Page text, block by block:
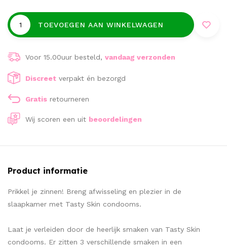
TOEVOEGEN AAN WINKELWAGEN
Voor 15.00uur besteld, vandaag verzonden
Discreet verpakt én bezorgd
Gratis retourneren
Wij scoren een uit beoordelingen
Product informatie
Prikkel je zinnen! Breng afwisseling en plezier in de
slaapkamer met Tasty Skin condooms.
Laat je verleiden door de heerlijk smaken van Tasty Skin
condooms. Er zitten 3 verschillende smaken in een